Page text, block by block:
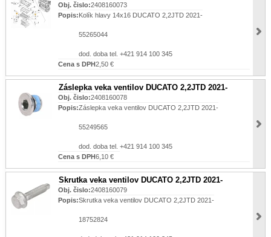
Obj. čislo:2408160073
Popis:Kolík hlavy 14x16 DUCATO 2,2JTD 2021-
55265044
dod. doba tel. +421 914 100 345
Cena s DPH2,50 €
Záslepka veka ventilov DUCATO 2,2JTD 2021-
Obj. čislo:2408160078
Popis:Záslepka veka ventilov DUCATO 2,2JTD 2021-
55249565
dod. doba tel. +421 914 100 345
Cena s DPH6,10 €
Skrutka veka ventilov DUCATO 2,2JTD 2021-
Obj. čislo:2408160079
Popis:Skrutka veka ventilov DUCATO 2,2JTD 2021-
18752824